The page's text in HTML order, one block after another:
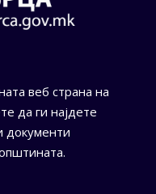
веб страна на
да ги најдете
документи